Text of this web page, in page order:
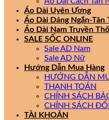
Áo Dài Uyên Ương
Áo Dài Dáng Ngắn-Tân
Áo Dài Nam Truyền
SALE SỐC ONLINE
Sale AD Nam
Sale AD Nữ
Hướng Dẫn Mua Hàng
HƯỚNG DẪN
THANH TOÁN
CHÍNH SÁCH
CHÍNH SÁCH
TÀI KHOẢN